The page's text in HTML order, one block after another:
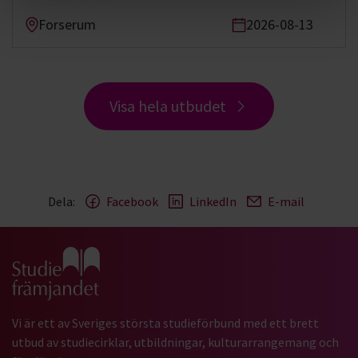
Forserum 2026-08-13
Visa hela utbudet
Dela: Facebook LinkedIn E-mail
Gå till studiefrämjandets startsida
Vi är ett av Sveriges största studieförbund med ett brett
utbud av studiecirklar, utbildningar, kulturarrangemang och